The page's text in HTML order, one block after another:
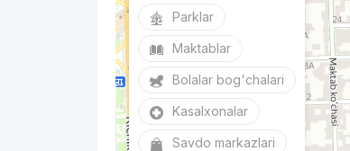
Parklar
Maktablar
Bolalar bog'chalari
Kasalxonalar
Savdo markazlari